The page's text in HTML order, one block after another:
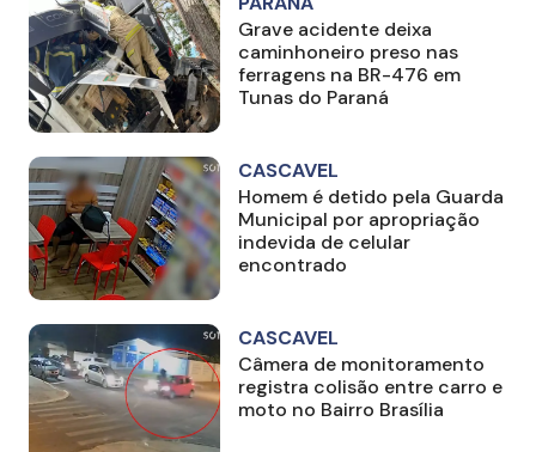
Grave acidente deixa
caminhoneiro preso nas
ferragens na BR-476 em
Tunas do Paraná
CASCAVEL
Homem é detido pela Guarda
Municipal por apropriação
indevida de celular
encontrado
CASCAVEL
Câmera de monitoramento
registra colisão entre carro e
moto no Bairro Brasília